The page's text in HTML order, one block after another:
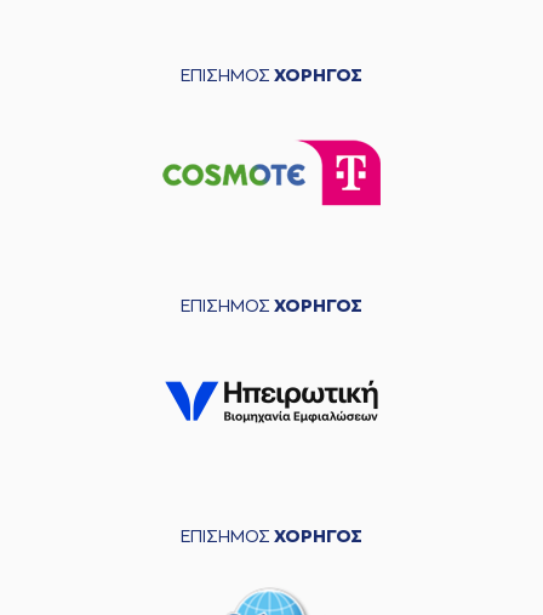
ΕΠΙΣΗΜΟΣ ΧΟΡΗΓΟΣ
ΕΠΙΣΗΜΟΣ ΧΟΡΗΓΟΣ
ΕΠΙΣΗΜΟΣ ΧΟΡΗΓΟΣ